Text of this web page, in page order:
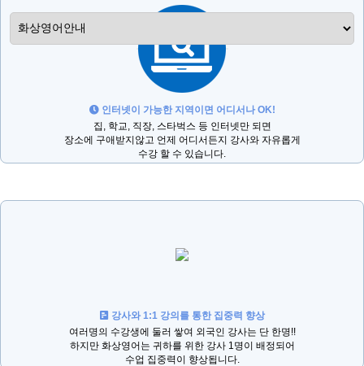
인터넷이 가능한 지역이면 어디서나 OK!
집, 학교, 직장, 스타벅스 등 인터넷만 되면
장소에 구애받지않고 언제 어디서든지 강사와 자유롭게
수강 할 수 있습니다.
강사와 1:1 강의를 통한 집중력 향상
여러명의 수강생에 둘러 쌓여 외국인 강사는 단 한명!!
하지만 화상영어는 귀하를 위한 강사 1명이 배정되어
수업 집중력이 향상됩니다.